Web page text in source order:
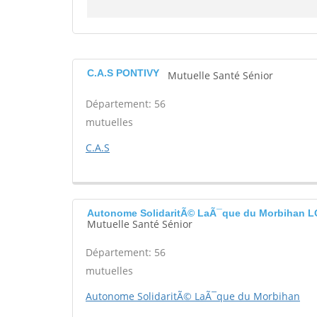
C.A.S PONTIVY Mutuelle Santé Sénior
Département: 56
mutuelles
C.A.S
Autonome SolidaritÃ© LaÃ¯que du Morbihan
Mutuelle Santé Sénior
Département: 56
mutuelles
Autonome SolidaritÃ© LaÃ¯que du Morbihan